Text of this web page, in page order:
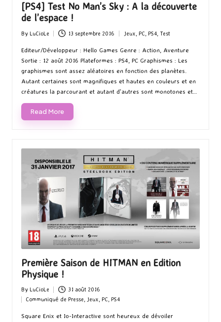
[PS4] Test No Man’s Sky : A la découverte
de l’espace !
Posted
by
By LuCioLe 13 septembre 2016
Posted
in
Jeux, PC, PS4, Test
Editeur/Développeur : Hello Games Genre : Action, Aventure
Sortie : 12 août 2016 Plateformes : PS4, PC Graphismes : Les
graphismes sont assez aléatoires en fonction des planètes.
Autant certaines sont magnifiques et hautes en couleurs et en
créatures la parcourant et autant d'autres sont monotones et…
Read More
Première Saison de HITMAN en Edition
Physique !
Posted
by
By LuCioLe 31 août 2016
in
Communiqué de Presse, Jeux,PC,PS4
Square Enix et Io-Interactive sont heureux de dévoiler